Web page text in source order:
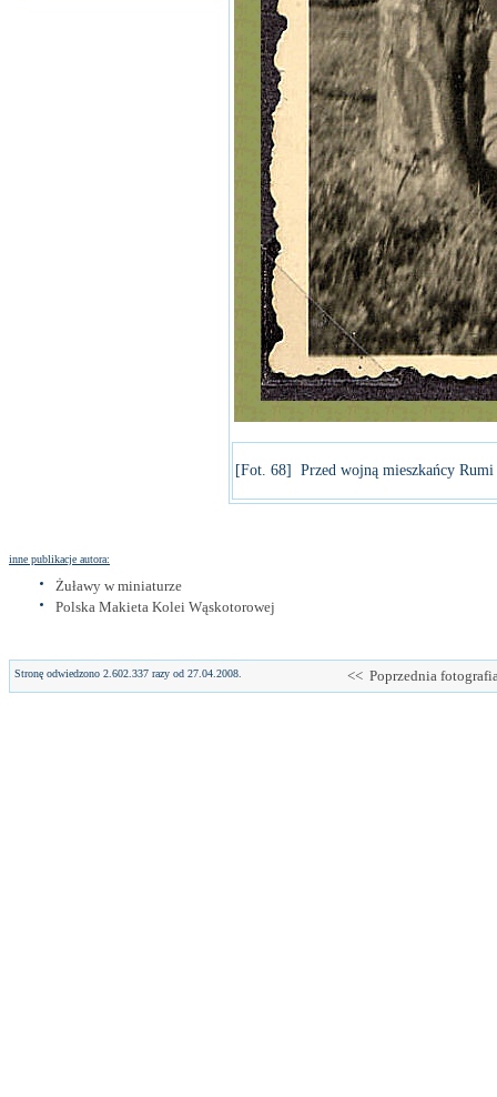
[Fot. 68] Przed wojną mieszkańcy Rumi
inne publikacje autora:
Żuławy w miniaturze
Polska Makieta Kolei Wąskotorowej
Stronę odwiedzono 2.602.337 razy od 27.04.2008. << Poprzednia